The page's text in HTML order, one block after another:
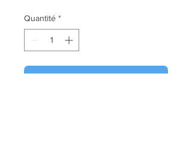
Quantité *